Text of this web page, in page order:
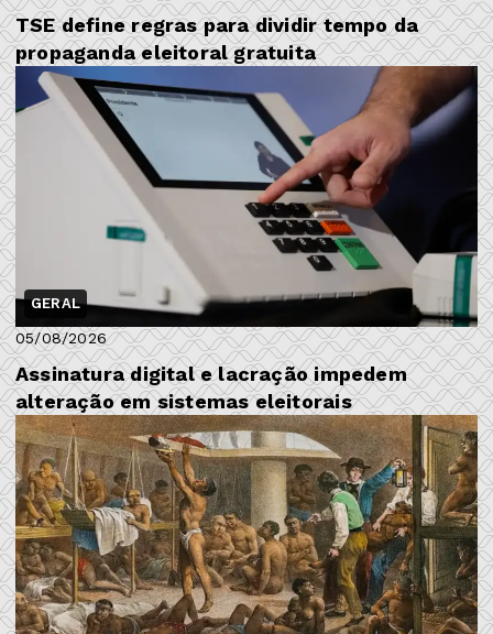
TSE define regras para dividir tempo da
propaganda eleitoral gratuita
GERAL
05/08/2026
Assinatura digital e lacração impedem
alteração em sistemas eleitorais